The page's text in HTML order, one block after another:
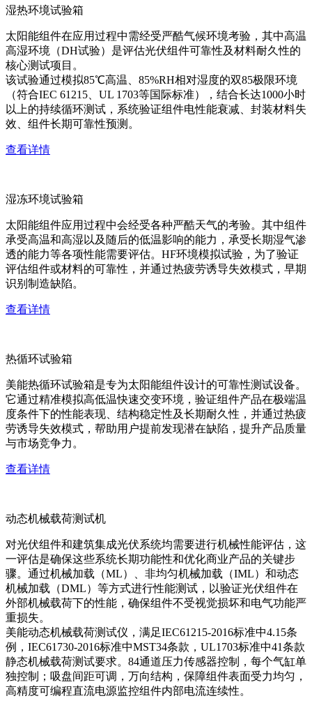
湿热环境试验箱
太阳能组件在应用过程中需经受严酷气候环境考验，其中高温
高湿环境（DH试验）是评估光伏组件可靠性及材料耐久性的
核心测试项目。
该试验通过模拟85℃高温、85%RH相对湿度的双85极限环境
（符合IEC 61215、UL 1703等国际标准），结合长达1000小时
以上的持续循环测试，系统验证组件电性能衰减、封装材料失
效、组件长期可靠性预测。
查看详情
湿冻环境试验箱
太阳能组件应用过程中会经受各种严酷天气的考验。其中组件
承受高温和高湿以及随后的低温影响的能力，承受长期湿气渗
透的能力等各项性能需要评估。HF环境模拟试验，为了验证
评估组件或材料的可靠性，并通过热疲劳诱导失效模式，早期
识别制造缺陷。
查看详情
热循环试验箱
美能热循环试验箱是专为太阳能组件设计的可靠性测试设备。
它通过精准模拟高低温快速交变环境，验证组件产品在极端温
度条件下的性能表现、结构稳定性及长期耐久性，并通过热疲
劳诱导失效模式，帮助用户提前发现潜在缺陷，提升产品质量
与市场竞争力。
查看详情
动态机械载荷测试机
对光伏组件和建筑集成光伏系统均需要进行机械性能评估，这
一评估是确保这些系统长期功能性和优化商业产品的关键步
骤。通过机械加载（ML）、非均匀机械加载（IML）和动态
机械加载（DML）等方式进行性能测试，以验证光伏组件在
外部机械载荷下的性能，确保组件不受视觉损坏和电气功能严
重损失。
美能动态机械载荷测试仪，满足IEC61215-2016标准中4.15条
例，IEC61730-2016标准中MST34条款，UL1703标准中41条款
静态机械载荷测试要求。84通道压力传感器控制，每个气缸单
独控制；吸盘间距可调，万向结构，保障组件表面受力均匀，
高精度可编程直流电源监控组件内部电流连续性。